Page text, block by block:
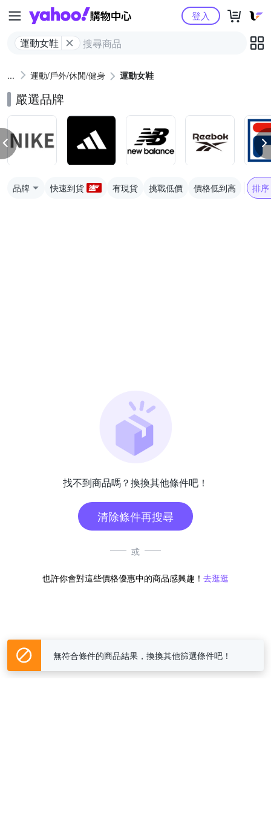
Yahoo購物中心
運動女鞋
登入
運動/戶外/休閒/健身 運動女鞋
嚴選品牌
品牌 快速到貨 有現貨 挑戰低價 價格低到高 排序
找不到商品嗎？換換其他條件吧！
清除條件再搜尋
或
也許你會對這些價格優惠中的商品感興趣！ 去逛逛
無符合條件的商品結果，換換其他篩選條件吧！